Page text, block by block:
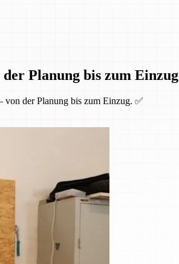
Planung bis zum Einzug
von der Planung bis zum Einzug. ✅